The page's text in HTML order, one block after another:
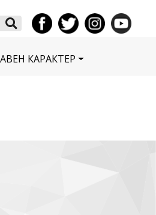
Search
КАРАКТЕР